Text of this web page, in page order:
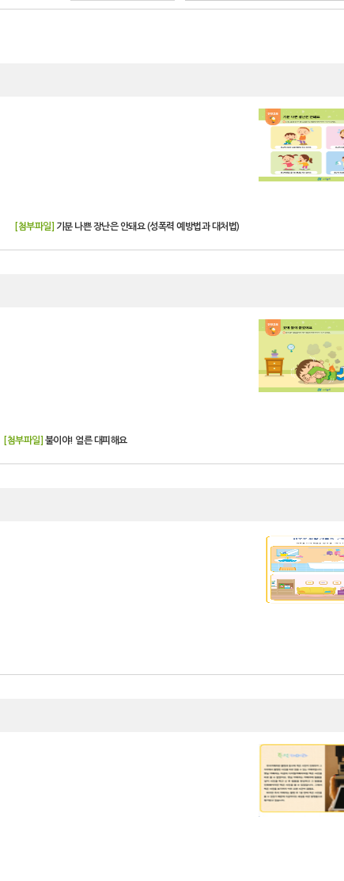
[첨부파일] 기분 나쁜 장난은 안돼요 (성폭력 예방법과 대처법)
[첨부파일] 불이야! 얼른 대피해요